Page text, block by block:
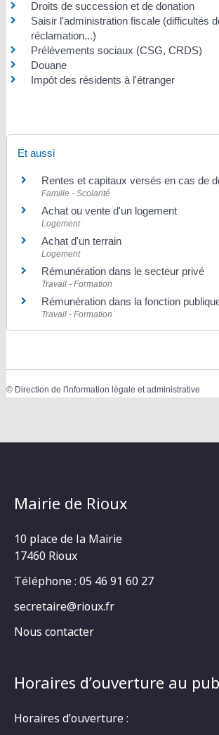
Droits de succession et de donation
Saisir l'administration fiscale (difficultés
réclamation...)
Prélèvements sociaux (CSG, CRDS)
Douane
Impôt des résidents à l'étranger
Et aussi
Rentes et capitaux versés en cas de
Famille - Scolarité
Achat ou vente d'un logement
Logement
Achat d'un terrain
Logement
Rémunération dans le secteur privé
Travail - Formation
Rémunération dans la fonction
Travail - Formation
© Direction de l'information légale et administrative
Mairie de Rioux
10 place de la Mairie
17460 Rioux
Téléphone : 05 46 91 60 27
secretaire@rioux.fr
Nous contacter
Horaires d’ouverture au
Horaires d’ouverture :